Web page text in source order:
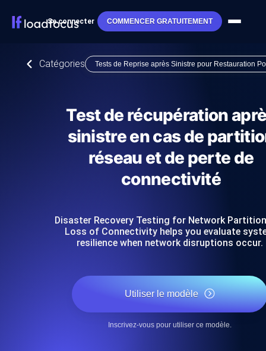
Se connecter COMMENCER GRATUITEMENT
Catégories Tests de Reprise après Sinistre pour Restauration
Test de récupération
sinistre en cas de
réseau et de perte de
connectivité
Disaster Recovery Testing for Network
Loss of Connectivity helps you evaluate
resilience when network disruptions occur.
Utiliser le modèle
Inscrivez-vous pour utiliser ce modèle.